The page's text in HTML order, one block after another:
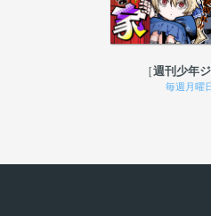
週刊少年
毎週月曜